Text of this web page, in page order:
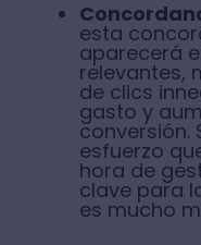
esta
aparecerá
relevantes,
de clics
gasto y
conversión.
esfuerzo
hora de
clave para
es mucho